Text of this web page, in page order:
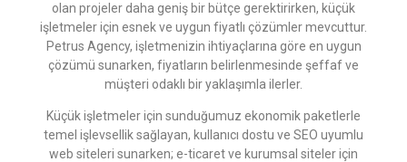
olan projeler daha geniş bir bütçe gerektirirken, küçük
işletmeler için esnek ve uygun fiyatlı çözümler mevcuttur.
Petrus Agency, işletmenizin ihtiyaçlarına göre en uygun
çözümü sunarken, fiyatların belirlenmesinde şeffaf ve
müşteri odaklı bir yaklaşımla ilerler.
Küçük işletmeler için sunduğumuz ekonomik paketlerle
temel işlevsellik sağlayan, kullanıcı dostu ve SEO uyumlu
web siteleri sunarken; e-ticaret ve kurumsal siteler için